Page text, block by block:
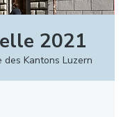
2021
des Kantons Luzern